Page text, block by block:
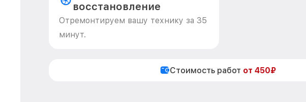
восстановление
Отремонтируем вашу технику за 35
минут.
Стоимость работ от 450₽